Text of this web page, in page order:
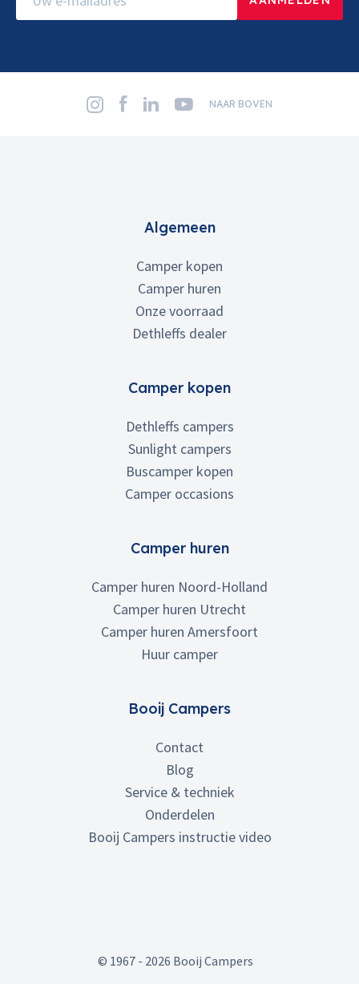
NAAR BOVEN
Algemeen
Camper kopen
Camper huren
Onze voorraad
Dethleffs dealer
Camper kopen
Dethleffs campers
Sunlight campers
Buscamper kopen
Camper occasions
Camper huren
Camper huren Noord-Holland
Camper huren Utrecht
Camper huren Amersfoort
Huur camper
Booij Campers
Contact
Blog
Service & techniek
Onderdelen
Booij Campers instructie video
© 1967 - 2026 Booij Campers